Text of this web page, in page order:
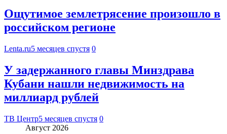
Ощутимое землетрясение произошло в
российском регионе
Lenta.ru5 месяцев спустя 0
У задержанного главы Минздрава
Кубани нашли недвижимость на
миллиард рублей
ТВ Центр5 месяцев спустя 0
Август 2026